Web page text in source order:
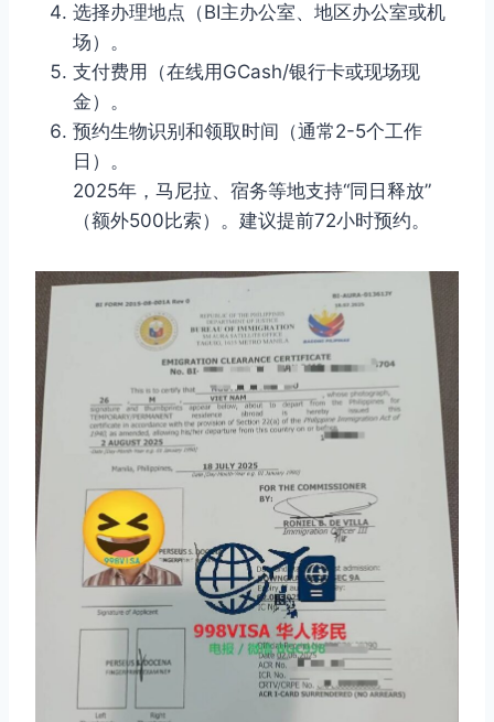
选择办理地点（BI主办公室、地区办公室或机
场）。
支付费用（在线用GCash/银行卡或现场现
金）。
预约生物识别和领取时间（通常2-5个工作
日）。
2025年，马尼拉、宿务等地支持“同日释放”
（额外500比索）。建议提前72小时预约。